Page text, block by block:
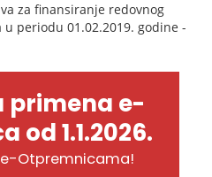
za finansiranje redovnog
periodu 01.02.2019. godine -
primena e-
od 1.1.2026.
e-Otpremnicama!